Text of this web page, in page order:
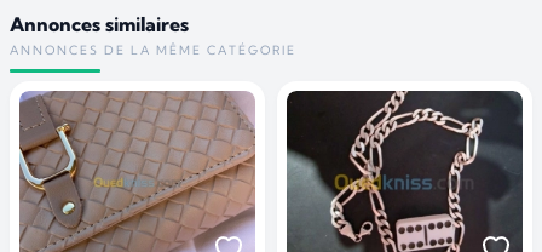
Annonces similaires
ANNONCES DE LA MÊME CATÉGORIE